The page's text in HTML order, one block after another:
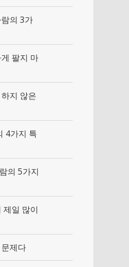
의 3가
팔지 마
지 않은
4가지 특
의 5가지
일 많이
제다